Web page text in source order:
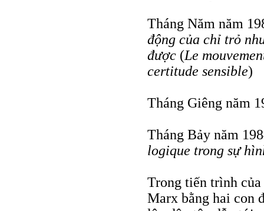
Tháng Năm năm
động của chỉ trỏ
được (Le
certitude sensible)
Tháng Giêng năm
Tháng Bảy năm
logique trong sự
Trong tiến trình
Marx bằng hai con